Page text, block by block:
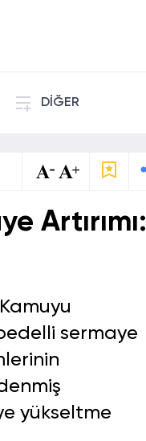
DİĞER
Artırımı:
sermaye
yükseltme